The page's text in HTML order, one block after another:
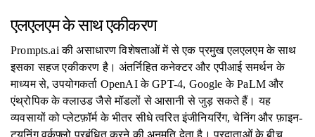
एलएलएम के साथ एकीकरण
Prompts.ai की असाधारण विशेषताओं में से एक प्रमुख एलएलएम के साथ
इसका सहज एकीकरण है। अंतर्निहित कनेक्टर और एपीआई समर्थन के
माध्यम से, उपयोगकर्ता OpenAI के GPT-4, Google के PaLM और
एंथ्रोपिक के क्लाउड जैसे मॉडलों से आसानी से जुड़ सकते हैं। यह
व्यवसायों को प्लेटफ़ॉर्म के भीतर सीधे त्वरित इंजीनियरिंग, चेनिंग और फ़ाइन-
ट्यूनिंग वर्कफ़्लो प्रबंधित करने की अनुमति देता है। प्रदाताओं के बीच